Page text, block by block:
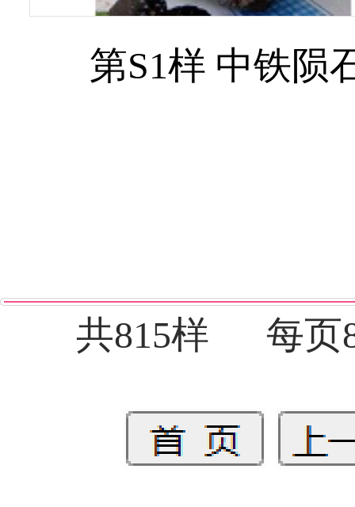
第S1样 中铁陨
共815样 每